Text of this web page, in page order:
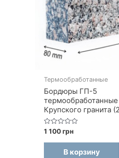
Термообработанные
Бордюры ГП-5
термообработанные
Крупского гранита
Оценка
0
из
1 100грн
В корзину